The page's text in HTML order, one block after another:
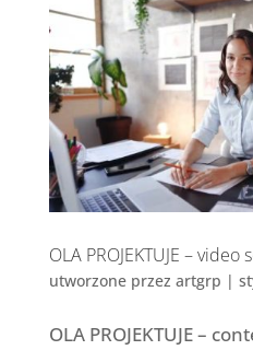
OLA PROJEKTUJE –
utworzone przez artgrp |
OLA PROJEKTUJE –